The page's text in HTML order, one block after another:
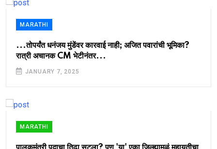
MARATHI
...तोपर्यंत धनंजय मुंडेंवर कारवाई नाही; अजित पवारांची भूमिका?
रात्री अचानक CM भेटीनंतर...
JANUARY 7, 2025
MARATHI